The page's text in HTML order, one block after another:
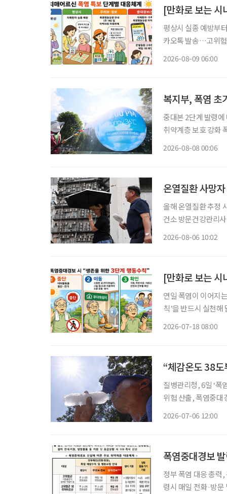
[만화로 보는 시
평상시 실종 예방부
카오톡 발송…고위험군 매일 확인 폭염이 심해지면서
2026-08-09 06:00
복지부, 폭염 초
중대본 2단계 발령
취약계층 보호 강화 폭염
2026-08-08 00:06
온열질환 사망
올해 온열질환 추정
건소 방문건강관리사업 통해 폭
2026-08-06 10:02
[만화로 보는 시
연일 폭염이 이어지
칙’을 반드시 실천
2026-07-18 08:00
“체감온도 38도
질병관리청, 6일 ‘폭
위험 산출, 폭염중대경보 시 사망위험
2026-07-06 12:00
폭염중대경보
정부 폭염 대응 총력
령시 매일 전화·방